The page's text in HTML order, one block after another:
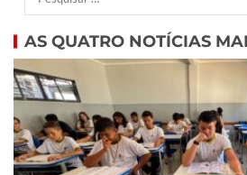
AS QUATRO NOTÍCIAS